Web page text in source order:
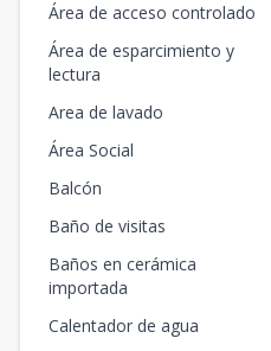
Área de acceso controlado
Área de esparcimiento y
lectura
Area de lavado
Área Social
Balcón
Baño de visitas
Baños en cerámica
importada
Calentador de agua